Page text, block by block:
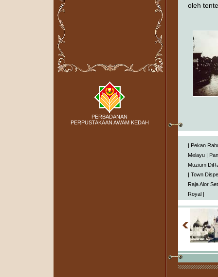
PERBADANAN
PERPUSTAKAAN AWAM KEDAH
oleh
| Pekan
Melayu |
Muzium
| Town
Raja Alor
Royal |